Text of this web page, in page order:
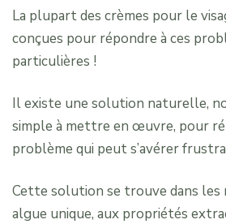
La plupart des crèmes pour le
conçues pour répondre à ces
particulières !
Il existe une solution naturelle,
simple à mettre en œuvre, pour
problème qui peut s’avérer
Cette solution se trouve dans les
algue unique, aux propriétés